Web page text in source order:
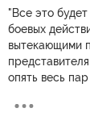
"Все это
боевых
вытекающими
опять весь